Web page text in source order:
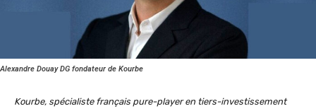
Alexandre Douay DG fondateur de Kourbe
Kourbe, spécialiste français pure-player en tiers-investissement